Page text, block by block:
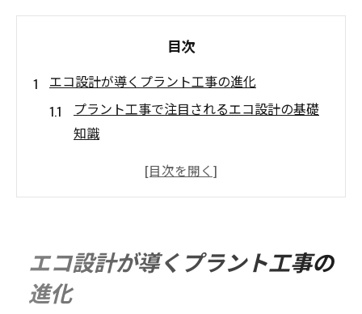
目次
エコ設計が導くプラント工事の進化
プラント工事で注目されるエコ設計の基礎
知識
プラント工事の省エネ事例とエコ設計の実
プラント工事現場で広がるエコ設計の最新
エコ設計が導くプラント工事の
進化